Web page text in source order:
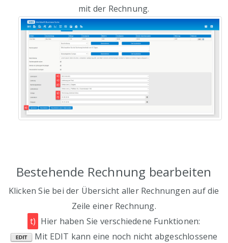
mit der Rechnung.
Bestehende Rechnung bearbeiten
Klicken Sie bei der Übersicht aller Rechnungen auf die
Zeile einer Rechnung.
t) Hier haben Sie verschiedene Funktionen:
Mit EDIT kann eine noch nicht abgeschlossene